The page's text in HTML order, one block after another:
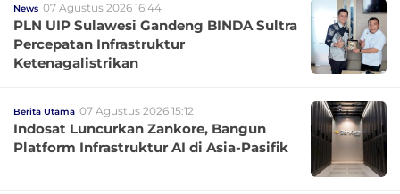
News 07 Agustus 2026 16:44
PLN UIP Sulawesi Gandeng BINDA Sultra
Percepatan Infrastruktur
Ketenagalistrikan
Berita Utama 07 Agustus 2026 15:12
Indosat Luncurkan Zankore, Bangun
Platform Infrastruktur AI di Asia-Pasifik